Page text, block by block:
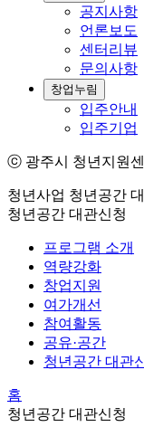
공지사항
언론보도
센터리뷰
문의사항
창업누림
입주안내
입주기업
ⓒ 광주시 청년지원센
청년사업 청년공간
청년공간 대관신청
프로그램 소개
역량강화
창업지원
여가개선
참여활동
공유·공간
청년공간 대관
홈
청년공간 대관신청